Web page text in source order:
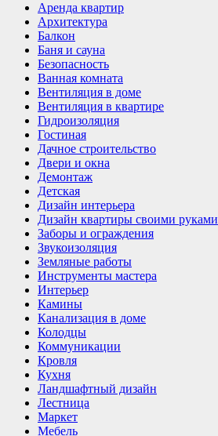
Аренда квартир
Архитектура
Балкон
Баня и сауна
Безопасность
Ванная комната
Вентиляция в доме
Вентиляция в квартире
Гидроизоляция
Гостиная
Дачное строительство
Двери и окна
Демонтаж
Детская
Дизайн интерьера
Дизайн квартиры своими руками
Заборы и ограждения
Звукоизоляция
Земляные работы
Инструменты мастера
Интерьер
Камины
Канализация в доме
Колодцы
Коммуникации
Кровля
Кухня
Ландшафтный дизайн
Лестница
Маркет
Мебель